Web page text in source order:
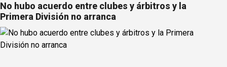
No hubo acuerdo entre clubes y árbitros y la
Primera División no arranca